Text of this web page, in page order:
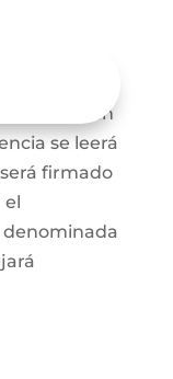
no saben o
no sepan
se leerá
firmado
el
denominada